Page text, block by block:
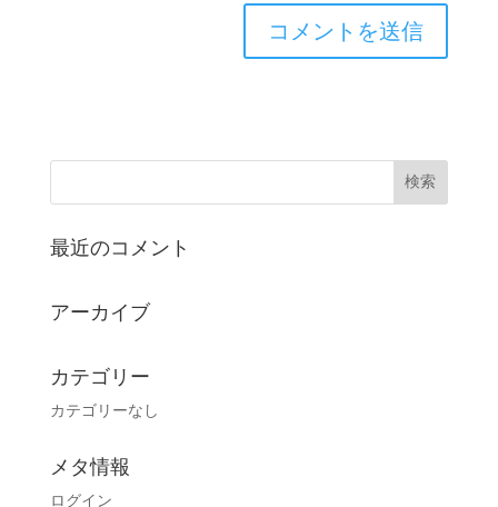
最近のコメント
アーカイブ
カテゴリー
カテゴリーなし
メタ情報
ログイン